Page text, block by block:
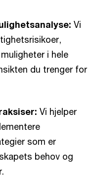
Vi
i hele
du trenger for
Vi hjelper
som er
behov og